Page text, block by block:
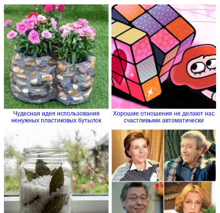
Чудесная идея использования
ненужных пластиковых бутылок
Хорошие отношения не делают нас
счастливыми автоматически